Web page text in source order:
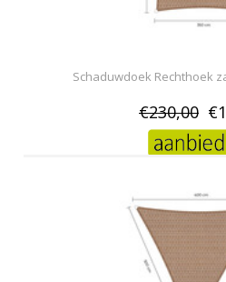
Schaduwdoek Rechthoek
€230,00